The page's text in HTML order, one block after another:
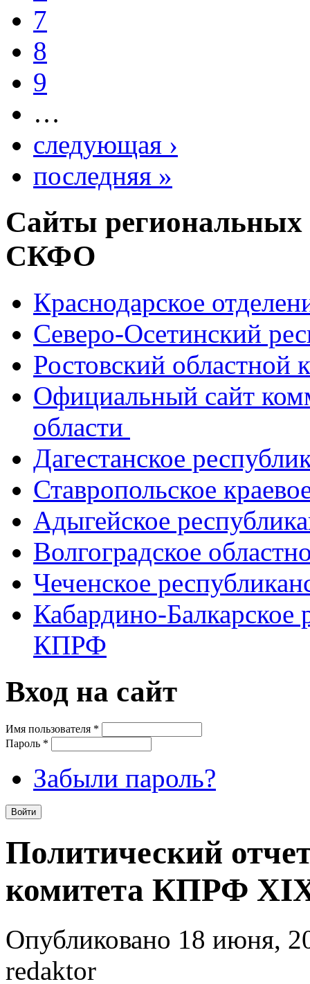
7
8
9
…
следующая ›
последняя »
Сайты
СКФО
Краснодарское
Северо-Осетинский
Ростовский
Официальный сайт
области
Дагестанское
Ставропольское
Адыгейское
Волгоградское
Чеченское
Кабардино-Балкарское
КПРФ
Вход на сайт
Имя пользователя *
Пароль *
Забыли пароль?
Политический
комитета КПРФ XIX
Опубликовано 18 июня,
redaktor